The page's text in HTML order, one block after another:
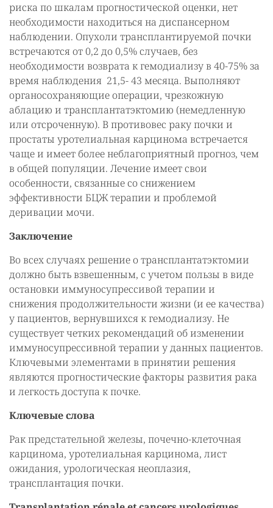
риска по шкалам прогностической оценки, нет
необходимости находиться на диспансерном
наблюдении. Опухоли трансплантируемой почки
встречаются от 0,2 до 0,5% случаев, без
необходимости возврата к гемодиализу в 40-75% за
время наблюдения 21,5- 43 месяца. Выполняют
органосохраняющие операции, чрезкожную
аблацию и трансплантатэктомию (немедленную
или отсроченную). В противовес раку почки и
простаты уротелиальная карцинома встречается
чаще и имеет более неблагоприятный прогноз, чем
в общей популяции. Лечение имеет свои
особенности, связанные со снижением
эффективности БЦЖ терапии и проблемой
деривации мочи.
Заключение
Во всех случаях решение о трансплантатэктомии
должно быть взвешенным, с учетом пользы в виде
остановки иммуносупрессивой терапии и
снижения продолжительности жизни (и ее качества)
у пациентов, вернувшихся к гемодиализу. Не
существует четких рекомендаций об изменении
иммуносупрессивной терапии у данных пациентов.
Ключевыми элементами в принятии решения
являются прогностические факторы развития рака
и легкость доступа к почке.
Ключевые слова
Рак предстательной железы, почечно-клеточная
карцинома, уротелиальная карцинома, лист
ожидания, урологическая неоплазия,
трансплантация почки.